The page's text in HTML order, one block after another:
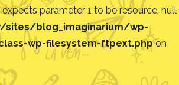
parameter 1 to be resource, null
blog_imaginarium/wp-
wp-filesystem-ftpext.phpon